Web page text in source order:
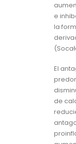
e
la
El
de